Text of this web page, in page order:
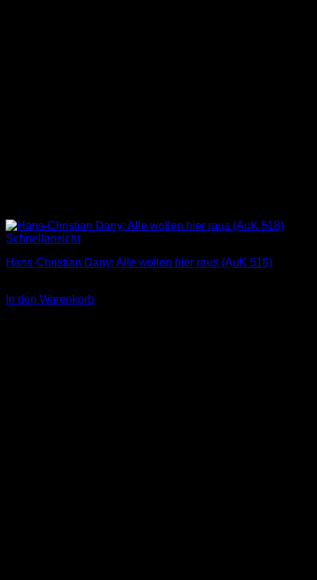
Schnellansicht
Hans-Christian Dany: Alle wollen hier raus (AuK 518)
In den Warenkorb